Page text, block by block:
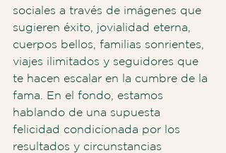
sociales a través de imágenes que
sugieren éxito, jovialidad eterna,
cuerpos bellos, familias sonrientes,
viajes ilimitados y seguidores que
te hacen escalar en la cumbre de la
fama. En el fondo, estamos
hablando de una supuesta
felicidad condicionada por los
resultados y circunstancias